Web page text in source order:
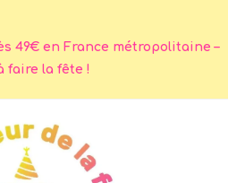
49€ en France métropolitaine –
faire la fête !